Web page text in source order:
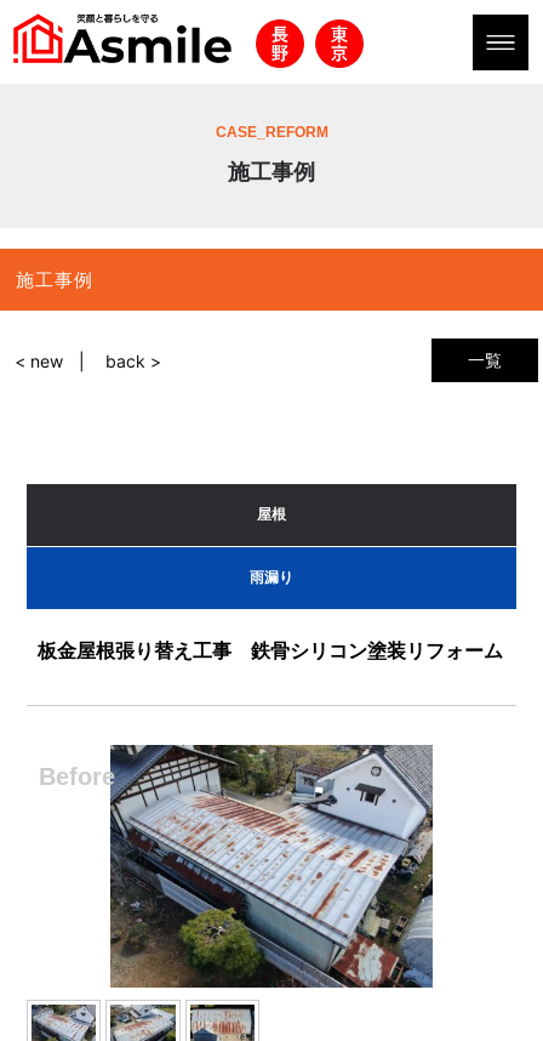
CASE_REFORM
施工事例
施工事例
一覧
< new back >
屋根
雨漏り
板金屋根張り替え工事 鉄骨シリコン塗装リフォーム